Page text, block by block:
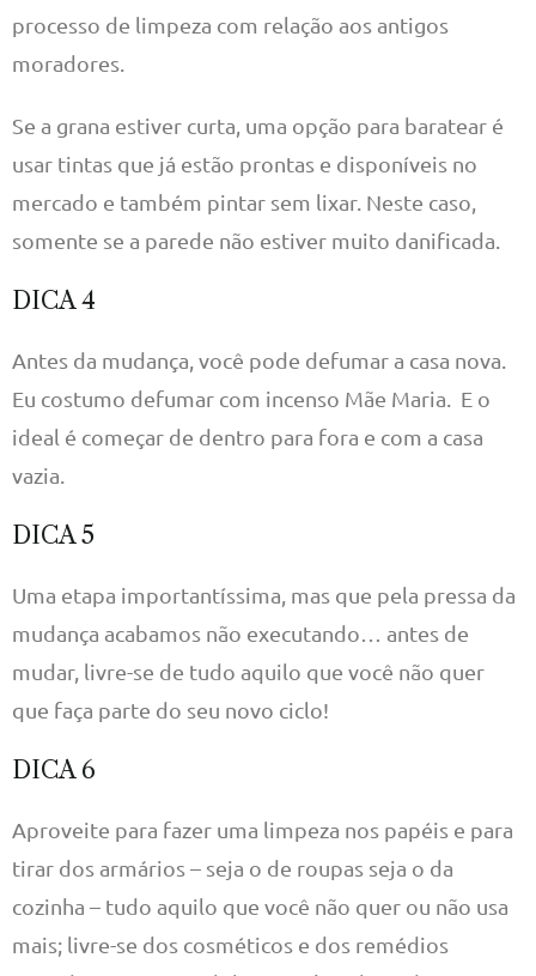
processo de limpeza com relação aos antigos
moradores.
Se a grana estiver curta, uma opção para baratear é
usar tintas que já estão prontas e disponíveis no
mercado e também pintar sem lixar. Neste caso,
somente se a parede não estiver muito danificada.
DICA 4
Antes da mudança, você pode defumar a casa nova.
Eu costumo defumar com incenso Mãe Maria. E o
ideal é começar de dentro para fora e com a casa
vazia.
DICA 5
Uma etapa importantíssima, mas que pela pressa da
mudança acabamos não executando… antes de
mudar, livre-se de tudo aquilo que você não quer
que faça parte do seu novo ciclo!
DICA 6
Aproveite para fazer uma limpeza nos papéis e para
tirar dos armários – seja o de roupas seja o da
cozinha – tudo aquilo que você não quer ou não usa
mais; livre-se dos cosméticos e dos remédios